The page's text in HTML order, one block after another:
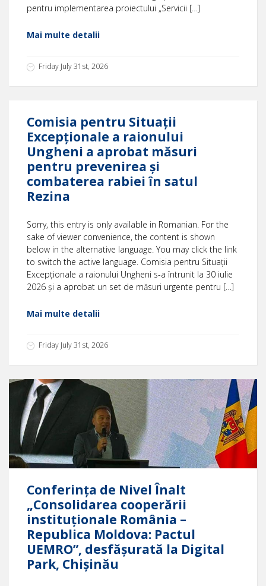
pentru implementarea proiectului „Servicii […]
Mai multe detalii
Friday July 31st, 2026
Comisia pentru Situații
Excepționale a raionului
Ungheni a aprobat măsuri
pentru prevenirea și
combaterea rabiei în satul
Rezina
Sorry, this entry is only available in Romanian. For the
sake of viewer convenience, the content is shown
below in the alternative language. You may click the link
to switch the active language. Comisia pentru Situații
Excepționale a raionului Ungheni s-a întrunit la 30 iulie
2026 și a aprobat un set de măsuri urgente pentru […]
Mai multe detalii
Friday July 31st, 2026
Conferința de Nivel Înalt
„Consolidarea cooperării
instituționale România –
Republica Moldova: Pactul
UEMRO”, desfășurată la Digital
Park, Chișinău